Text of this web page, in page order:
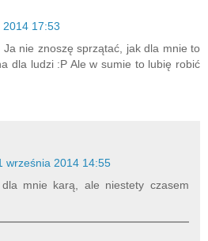
2014 17:53
nie znoszę sprzątać, jak dla mnie to
dla ludzi :P Ale w sumie to lubię robić
września 2014 14:55
mnie karą, ale niestety czasem